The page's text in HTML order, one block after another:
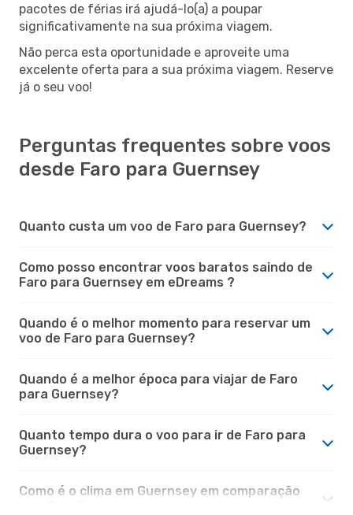
pacotes de férias irá ajudá-lo(a) a poupar
significativamente na sua próxima viagem.
Não perca esta oportunidade e aproveite uma
excelente oferta para a sua próxima viagem. Reserve
já o seu voo!
Perguntas frequentes sobre voos
desde Faro para Guernsey
Quanto custa um voo de Faro para Guernsey?
Como posso encontrar voos baratos saindo de
Faro para Guernsey em eDreams ?
Quando é o melhor momento para reservar um
voo de Faro para Guernsey?
Quando é a melhor época para viajar de Faro
para Guernsey?
Quanto tempo dura o voo para ir de Faro para
Guernsey?
Como é o clima em Guernsey em comparação